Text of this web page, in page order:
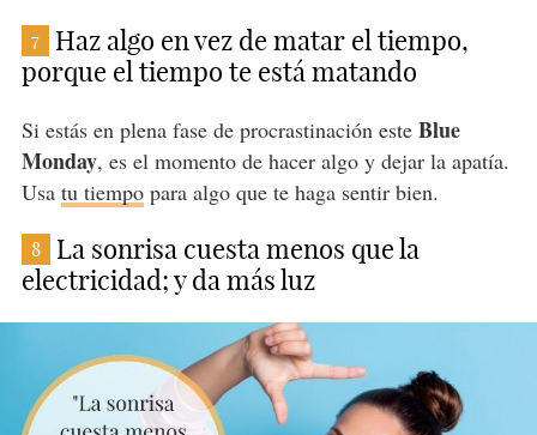
7
Haz algo en vez de matar el tiempo,
porque el tiempo te está matando
Si estás en plena fase de procrastinación este Blue
Monday, es el momento de hacer algo y dejar la apatía.
Usa tu tiempopara algo que te haga sentir bien.
8
La sonrisa cuesta menos que la
electricidad; y da más luz